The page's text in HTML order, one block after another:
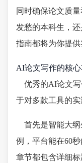
同时确保论文质
发愁的本科生，
指南都将为你提供
AI论文写作的核
优秀的AI论文
于对多款工具的
首先是智能大纲
例，平台能在60
章节都包含详细